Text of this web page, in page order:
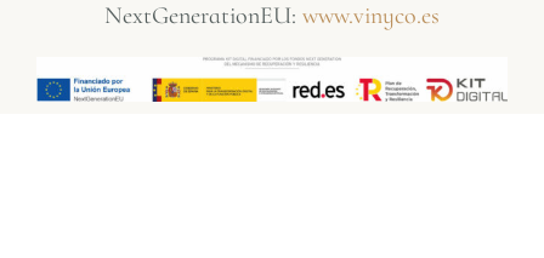
NextGenerationEU: www.vinyco.es